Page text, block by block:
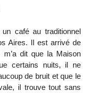
café au traditionnel
Aires. Il est arrivé de
m’a dit que la Maison
certains nuits, il ne
de bruit et que le
il trouve tout sans